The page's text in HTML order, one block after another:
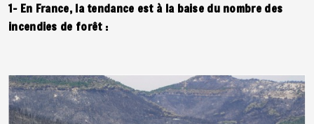
1- En France, la tendance est à la baise du nombre des
incendies de forêt :